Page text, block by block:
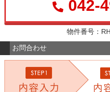
042-
物件番号：
お問合わせ